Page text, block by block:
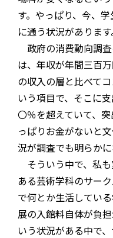
す。やっぱり、今、
に通う状況があります
政府の消費動向調
は、年収が年間三百
の収入の層と比べて
いう項目で、そこに
〇％を超えていて、
っぱりお金がないと
況が調査でも明らかに
そういう中で、私も
ある芸術学科のサー
で何とか生活してい
展の入館料自体が負
いう状況がある中で